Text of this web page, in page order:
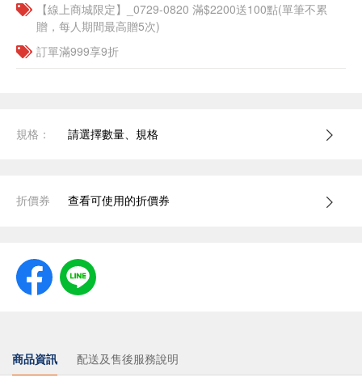
【線上商城限定】_0729-0820 滿$2200送100點(單筆不累
贈，每人期間最高贈5次)
訂單滿999享9折
規格： 請選擇數量、規格
折價券 查看可使用的折價券
商品資訊 配送及售後服務說明